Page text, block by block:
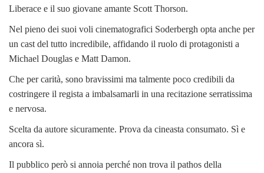
Liberace e il suo giovane amante Scott Thorson.
Nel pieno dei suoi voli cinematografici Soderbergh opta anche per
un cast del tutto incredibile, affidando il ruolo di protagonisti a
Michael Douglas e Matt Damon.
Che per carità, sono bravissimi ma talmente poco credibili da
costringere il regista a imbalsamarli in una recitazione serratissima
e nervosa.
Scelta da autore sicuramente. Prova da cineasta consumato. Sì e
ancora sì.
Il pubblico però si annoia perché non trova il pathos della